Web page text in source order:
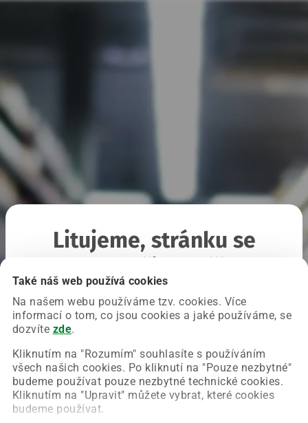
Také náš web používá cookies
Na našem webu používáme tzv. cookies. Více
informací o tom, co jsou cookies a jaké používáme, se
dozvíte zde.
Kliknutím na "Rozumím" souhlasíte s používáním
všech našich cookies. Po kliknutí na "Pouze nezbytné"
budeme používat pouze nezbytné technické cookies.
Kliknutím na "Upravit" můžete vybrat, které cookies
budeme používat.
Litujeme, stránku se
Chyba nastala na naší straně a už ji opravujeme.
Zkuste prosím znovu načíst požadovanou stránku.
Obnovit stránku Úvodní strana